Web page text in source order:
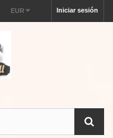
Iniciar sesión
EUR